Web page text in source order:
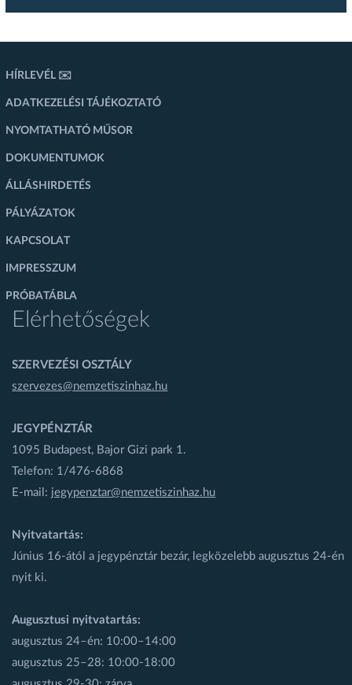
HÍRLEVÉL ✉️
ADATKEZELÉSI TÁJÉKOZTATÓ
NYOMTATHATÓ MŰSOR
DOKUMENTUMOK
ÁLLÁSHIRDETÉS
PÁLYÁZATOK
KAPCSOLAT
IMPRESSZUM
PRÓBATÁBLA
Elérhetőségek
SZERVEZÉSI OSZTÁLY
szervezes@nemzetiszinhaz.hu
JEGYPÉNZTÁR
1095 Budapest, Bajor Gizi park 1.
Telefon: 1/476-6868
E-mail: jegypenztar@nemzetiszinhaz.hu
Nyitvatartás:
Június 16-ától a jegypénztár bezár, legközelebb augusztus 24-én
nyit ki.
Augusztusi nyitvatartás:
augusztus 24–én: 10:00–14:00
augusztus 25–28: 10:00-18:00